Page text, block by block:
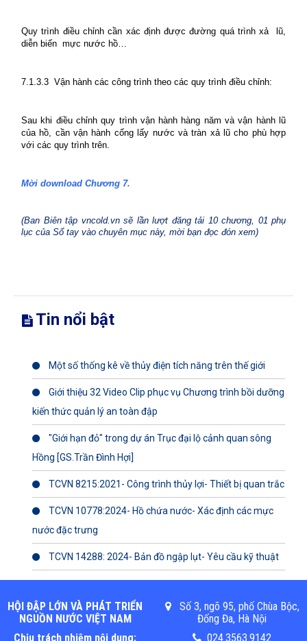
Quy trình điều chỉnh cần xác định được đường quá trình xả
lũ,
diễn biến mực nước hồ…
7.1.3.3 Vận hành các công trình theo các quy trình điều chỉnh:
Sau khi điều chỉnh quy trình vận hành hàng năm và vận hành lũ
của hồ, cần vận hành cống lấy nước và tràn xả lũ cho phù hợp
với các quy trình trên.
Mời download Chương 7.
(Ban Biên tập vncold.vn sẽ lần lượt đăng tải 10 chương, 01 phụ
lục của Sổ tay vào chuyên mục này, mời bạn đọc đón xem)
Tin nổi bật
Một số thống kê về thủy điện tích năng trên thế giới
Giới thiệu 32 Video Clip phục vụ Chương trình bồi dưỡng
kiến thức quản lý an toàn đập
"Giới hạn đỏ" trong dự án Trục đại lộ cảnh quan sông
Hồng [GS.Trần Đình Hợi]
TCVN 8215:2021- Công trình thủy lợi- Thiết bị quan trắc
TCVN 10778:2024- Hồ chứa nước- Xác định các mực
nước đặc trưng
TCVN 14288: 2024- Bản đồ ngập lụt- Yêu cầu kỹ thuật
HỘI ĐẬP LỚN VÀ PHÁT TRIỂN
NGUỒN NƯỚC VIỆT NAM
Chịu trách nhiệm nội dung:
Số 3, ngõ 95, phố Chùa Bộc,
Đống Đa, Hà Nội
024.3563.9142